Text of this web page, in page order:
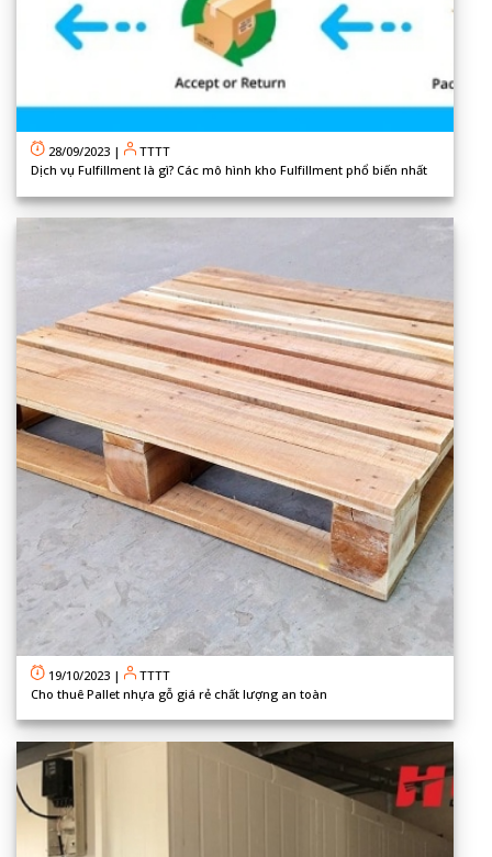
28/09/2023 |
TTTT
Dịch vụ Fulfillment là gì? Các mô hình kho Fulfillment phổ biến nhất
19/10/2023 |
TTTT
Cho thuê Pallet nhựa gỗ giá rẻ chất lượng an toàn